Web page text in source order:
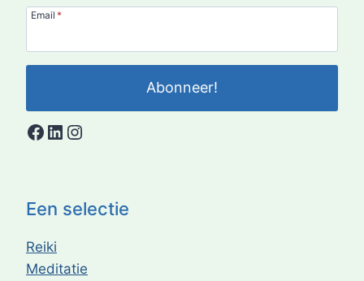
Een selectie
Reiki
Meditatie
Email *
Abonneer!
Facebook
LinkedIn
Instagram